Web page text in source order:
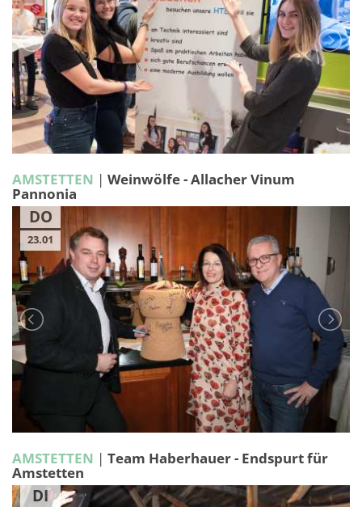
AMSTETTEN | Weinwölfe - Allacher Vinum
Pannonia
DO
23.01
AMSTETTEN | Team Haberhauer - Endspurt für
Amstetten
DI